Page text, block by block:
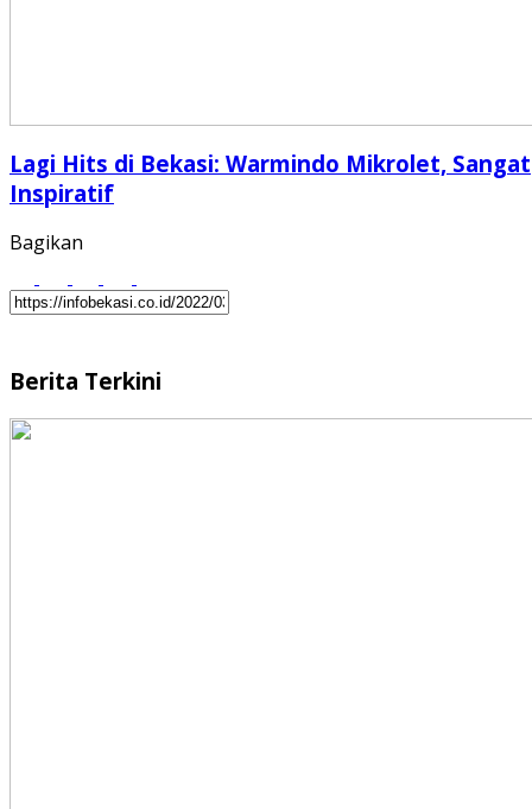
Lagi Hits di Bekasi: Warmindo Mikrolet, Sangat
Inspiratif
Bagikan
Berita Terkini